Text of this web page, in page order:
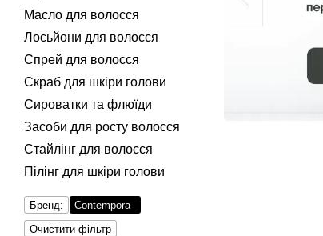
Масло для волосся
Лосьйони для волосся
Спрей для волосся
Скраб для шкіри голови
Сироватки та флюїди
Засоби для росту волосся
Стайлінг для волосся
Пілінг для шкіри голови
Бренд:
Contempora
Очистити фільтр